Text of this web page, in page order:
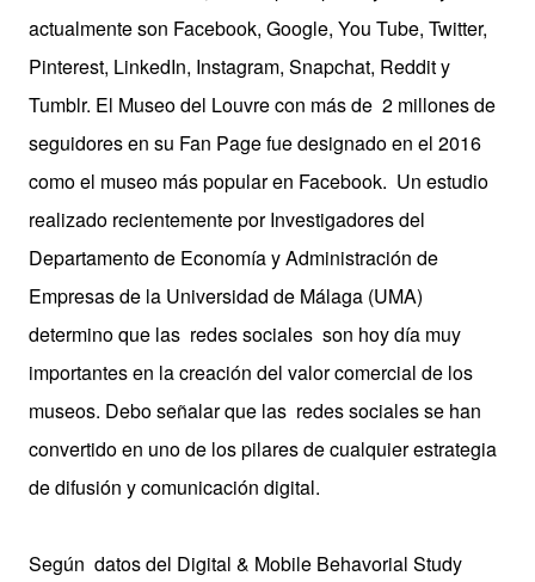
actualmente son Facebook, Google, You Tube, Twitter,
Pinterest, LinkedIn, Instagram, Snapchat, Reddit y
Tumblr. El Museo del Louvre con más de 2 millones de
seguidores en su Fan Page fue designado en el 2016
como el museo más popular en Facebook. Un estudio
realizado recientemente por Investigadores del
Departamento de Economía y Administración de
Empresas de la Universidad de Málaga (UMA)
determino que las redes sociales son hoy día muy
importantes en la creación del valor comercial de los
museos. Debo señalar que las redes sociales se han
convertido en uno de los pilares de cualquier estrategia
de difusión y comunicación digital.
Según datos del Digital & Mobile Behavorial Study